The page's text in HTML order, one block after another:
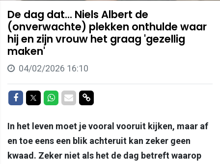
De dag dat... Niels Albert de
(onverwachte) plekken onthulde waar
hij en zijn vrouw het graag 'gezellig
maken'
04/02/2026 16:10
Delen op Facebook
Delen op Twitter
Delen op Whatsapp
Delen via Mail
Delen via link
In het leven moet je vooral vooruit kijken, maar af
en toe eens een blik achteruit kan zeker geen
kwaad. Zeker niet als het de dag betreft waarop